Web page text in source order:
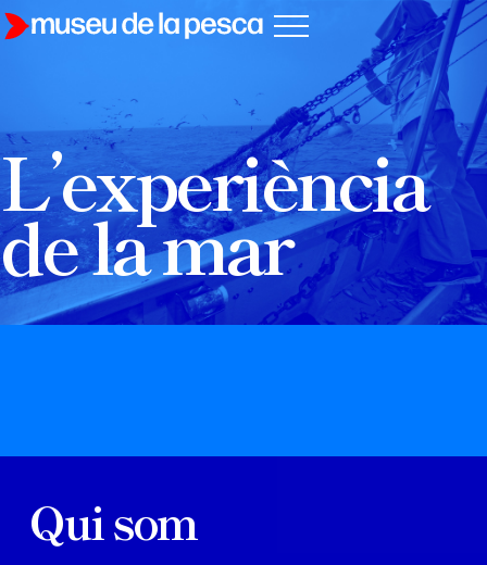
L’experiència
de la mar
Qui som